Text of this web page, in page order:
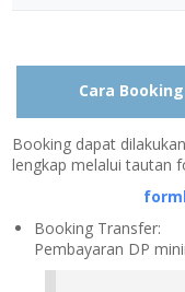
Cara Booking
Booking dapat
lengkap melalui tautan
Booking Transfer:
Pembayaran DP